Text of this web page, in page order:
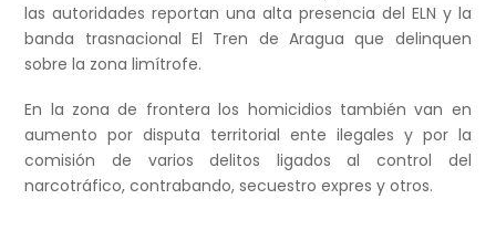
las autoridades reportan una alta presencia del ELN y la
banda trasnacional El Tren de Aragua que delinquen
sobre la zona limítrofe.
En la zona de frontera los homicidios también van en
aumento por disputa territorial ente ilegales y por la
comisión de varios delitos ligados al control del
narcotráfico, contrabando, secuestro expres y otros.